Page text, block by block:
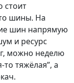
стоит
шины. На
шин напрямую
и ресурс
можно неделю
тяжёлая”, а